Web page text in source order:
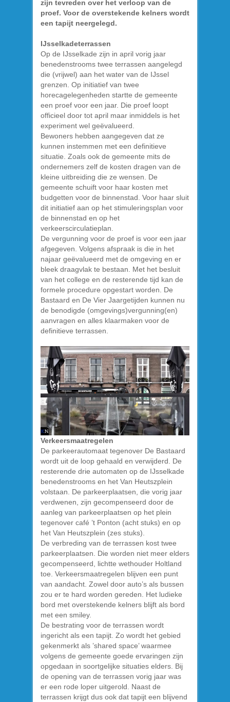
zijn tevreden over het verloop van de
proef. Voor de overstekende kelners wordt
een tapijt neergelegd.
IJsselkadeterrassen
Op de IJsselkade zijn in april vorig jaar
benedenstrooms twee terrassen aangelegd
die (vrijwel) aan het water van de IJssel
grenzen. Op initiatief van twee
horecagelegenheden startte de gemeente
een proef voor een jaar. Die proef loopt
officieel door tot april maar inmiddels is het
experiment wel geëvalueerd.
Bewoners hebben aangegeven dat ze
kunnen instemmen met een definitieve
situatie. Zoals ook de gemeente mits de
ondernemers zelf de kosten dragen van de
kleine uitbreiding die ze wensen. De
gemeente schuift voor haar kosten met
budgetten voor de binnenstad. Voor haar sluit
dit initiatief aan op het stimuleringsplan voor
de binnenstad en op het
verkeerscirculatieplan.
De vergunning voor de proef is voor een jaar
afgegeven. Volgens afspraak is die in het
najaar geëvalueerd met de omgeving en er
bleek draagvlak te bestaan. Met het besluit
van het college en de resterende tijd kan de
formele procedure opgestart worden. De
Bastaard en De Vier Jaargetijden kunnen nu
de benodigde (omgevings)vergunning(en)
aanvragen en alles klaarmaken voor de
definitieve terrassen.
Verkeersmaatregelen
De parkeerautomaat tegenover De Bastaard
wordt uit de loop gehaald en verwijderd. De
resterende drie automaten op de IJsselkade
benedenstrooms en het Van Heutszplein
volstaan. De parkeerplaatsen, die vorig jaar
verdwenen, zijn gecompenseerd door de
aanleg van parkeerplaatsen op het plein
tegenover café ’t Ponton (acht stuks) en op
het Van Heutszplein (zes stuks).
De verbreding van de terrassen kost twee
parkeerplaatsen. Die worden niet meer elders
gecompenseerd, lichtte wethouder Holtland
toe. Verkeersmaatregelen blijven een punt
van aandacht. Zowel door auto’s als bussen
zou er te hard worden gereden. Het ludieke
bord met overstekende kelners blijft als bord
met een smiley.
De bestrating voor de terrassen wordt
ingericht als een tapijt. Zo wordt het gebied
gekenmerkt als ’shared space’ waarmee
volgens de gemeente goede ervaringen zijn
opgedaan in soortgelijke situaties elders. Bij
de opening van de terrassen vorig jaar was
er een rode loper uitgerold. Naast de
terrassen krijgt dus ook dat tapijt een blijvend